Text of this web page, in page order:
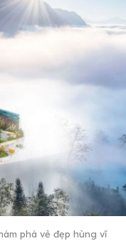
phá vẻ đẹp hùng vĩ